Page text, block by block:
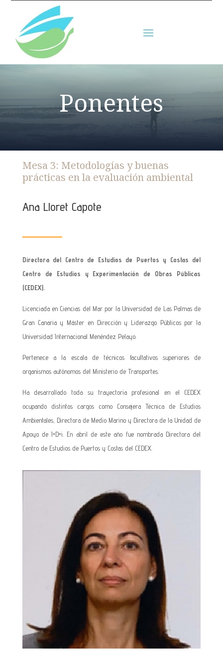
Ponentes
Mesa 3: Metodologías y buenas
prácticas en la evaluación ambiental
Ana Lloret Capote
Directora del Centro de Estudios de Puertos y Costas del
Centro de Estudios y Experimentación de Obras Públicas
(CEDEX).
Licenciada en Ciencias del Mar por la Universidad de Las Palmas de
Gran Canaria y Máster en Dirección y Liderazgo Públicos por la
Universidad Internacional Menéndez Pelayo.
Pertenece a la escala de técnicos facultativos superiores de
organismos autónomos del Ministerio de Transportes.
Ha desarrollado toda su trayectoria profesional en el CEDEX
ocupando distintos cargos como Consejera Técnica de Estudios
Ambientales, Directora de Medio Marino y Directora de la Unidad de
Apoyo de I+D+i. En abril de este año fue nombrada Directora del
Centro de Estudios de Puertos y Costas del CEDEX.